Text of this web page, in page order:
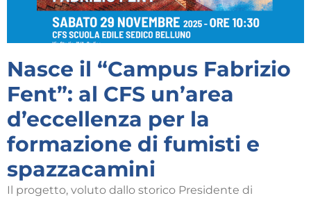
Nasce il “Campus Fabrizio
Fent”: al CFS un’area
d’eccellenza per la
formazione di fumisti e
spazzacamini
Il progetto, voluto dallo storico Presidente di